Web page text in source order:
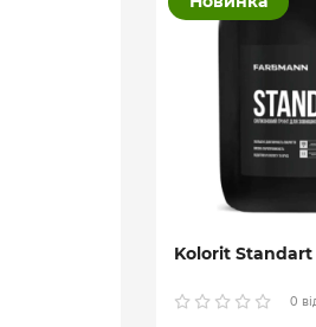
Kolorit Standart
0